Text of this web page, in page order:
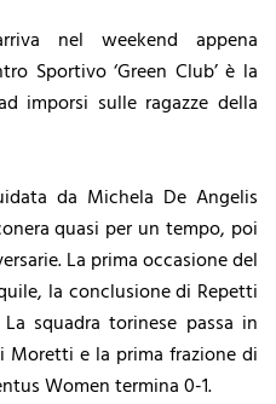
nel weekend appena
Sportivo ‘Green Club’ è la
imporsi sulle ragazze della
da Michela De Angelis
quasi per un tempo, poi
La prima occasione del
la conclusione di Repetti
squadra torinese passa in
Moretti e la prima frazione di
Women termina 0-1.